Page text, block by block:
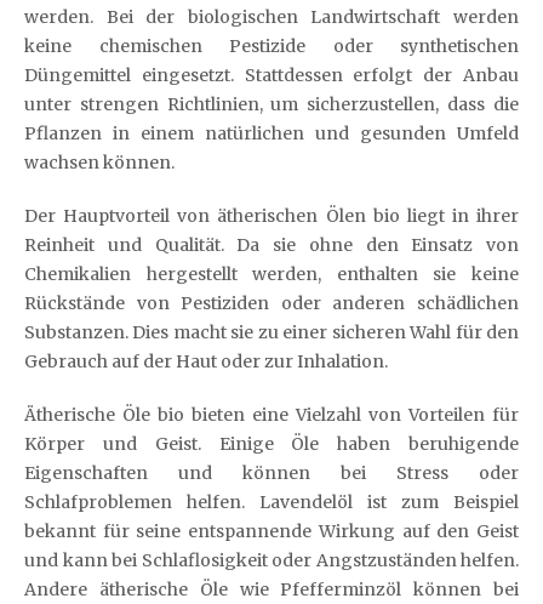
werden. Bei der biologischen Landwirtschaft werden
keine chemischen Pestizide oder synthetischen
Düngemittel eingesetzt. Stattdessen erfolgt der Anbau
unter strengen Richtlinien, um sicherzustellen, dass die
Pflanzen in einem natürlichen und gesunden Umfeld
wachsen können.
Der Hauptvorteil von ätherischen Ölen bio liegt in ihrer
Reinheit und Qualität. Da sie ohne den Einsatz von
Chemikalien hergestellt werden, enthalten sie keine
Rückstände von Pestiziden oder anderen schädlichen
Substanzen. Dies macht sie zu einer sicheren Wahl für den
Gebrauch auf der Haut oder zur Inhalation.
Ätherische Öle bio bieten eine Vielzahl von Vorteilen für
Körper und Geist. Einige Öle haben beruhigende
Eigenschaften und können bei Stress oder
Schlafproblemen helfen. Lavendelöl ist zum Beispiel
bekannt für seine entspannende Wirkung auf den Geist
und kann bei Schlaflosigkeit oder Angstzuständen helfen.
Andere ätherische Öle wie Pfefferminzöl können bei